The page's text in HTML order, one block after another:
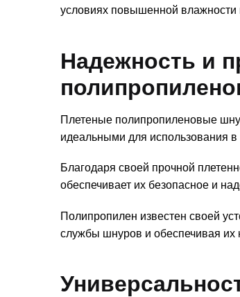
условиях повышенной влажности
Надежность и
Плетеные полипропиленовые
идеальными для использования в
Благодаря своей прочной
обеспечивает их безопасное и
Полипропилен известен своей
службы шнуров и обеспечивая их